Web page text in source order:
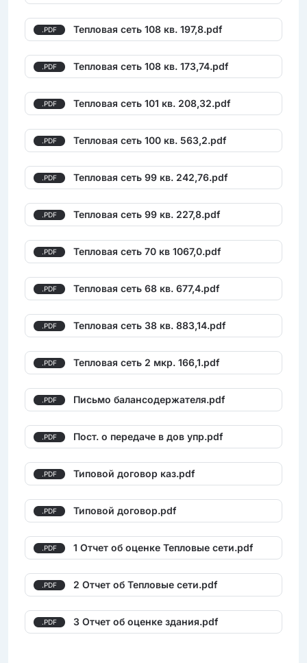
.PDF Тепловая сеть 108 кв. 197,8.pdf
.PDF Тепловая сеть 108 кв. 173,74.pdf
.PDF Тепловая сеть 101 кв. 208,32.pdf
.PDF Тепловая сеть 100 кв. 563,2.pdf
.PDF Тепловая сеть 99 кв. 242,76.pdf
.PDF Тепловая сеть 99 кв. 227,8.pdf
.PDF Тепловая сеть 70 кв 1067,0.pdf
.PDF Тепловая сеть 68 кв. 677,4.pdf
.PDF Тепловая сеть 38 кв. 883,14.pdf
.PDF Тепловая сеть 2 мкр. 166,1.pdf
.PDF Письмо балансодержателя.pdf
.PDF Пост. о передаче в дов упр.pdf
.PDF Типовой договор каз.pdf
.PDF Типовой договор.pdf
.PDF 1 Отчет об оценке Тепловые сети.pdf
.PDF 2 Отчет об Тепловые сети.pdf
.PDF 3 Отчет об оценке здания.pdf